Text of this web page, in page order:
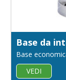
Base
VEDI